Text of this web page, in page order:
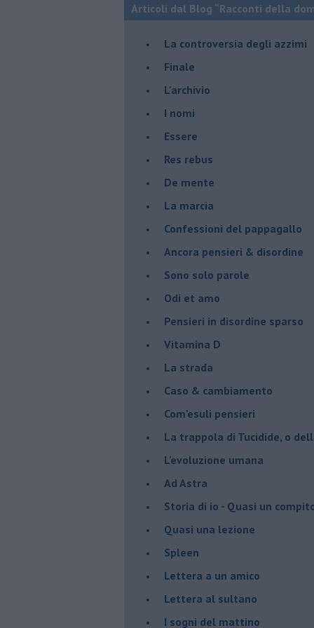
Articoli dal Blog “Racconti della
La controversia degli azzimi
Finale
L'archivio
I nomi
Essere
Res rebus
De mente
La marcia
Confessioni del pappagallo
Ancora pensieri & disordine
Sono solo parole
Odi et amo
Pensieri in disordine sparso
Vitamina D
La strada
Caso & cambiamento
Com'esuli pensieri
La trappola di Tucidide, o
L'evoluzione umana
Ad Astra
Storia di io - Quasi un
Quasi una lezione
Spleen
Lettera a un amico
Lettera al sultano
I sogni del mattino